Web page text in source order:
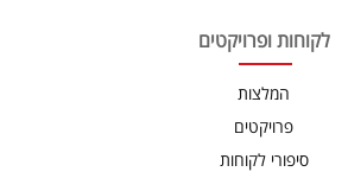
לקוחות ופרויקטים
המלצות
פרויקטים
סיפורי לקוחות